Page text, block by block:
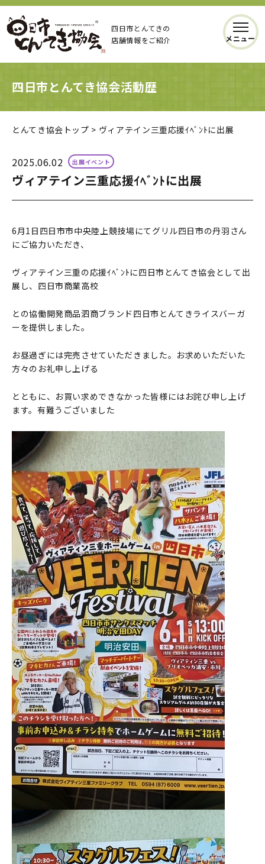
四日市とんてきの
店舗情報をご紹介
メニュー
四日市とんてき協会活動歴
とんてき協会トップ > ヴィアテイン三重応援ｲﾍﾞﾝﾄに出展
2025.06.02 出展イベント
ヴィアテイン三重応援ｲﾍﾞﾝﾄに出展
6月1日四日市市中央陸上競技場にてグリル四日市の丹羽さん
にご協力いただき、
ヴィアテイン三重の応援ｲﾍﾞﾝﾄに四日市とんてき協会として出
展し、四日市商業高校
との協働開発商品泗商ブランド四日市とんてきライスバーガ
ーを提供しました。
お昼過ぎには完売させていただきました。お求めいただいた
方々のお礼申し上げる
とともに、お買い求めできなかった皆様にはお詫び申し上げ
ます。有難うございました